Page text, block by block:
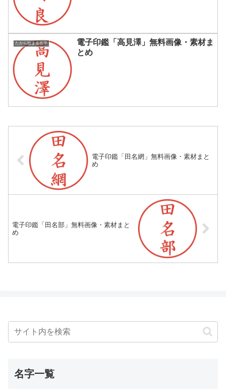
たから始まる名字
電子印鑑「高見澤」無料画像・素材ま
とめ
電子印鑑「田名網」無料画像・素材まと
め
電子印鑑「田名部」無料画像・素材まと
め
名字一覧